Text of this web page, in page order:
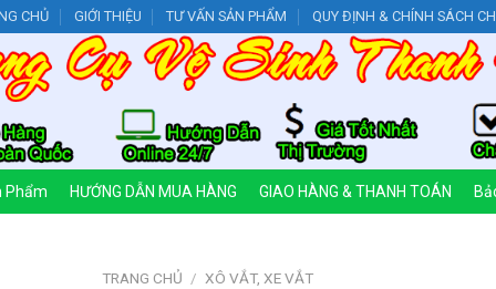
CHỦ GIỚI THIỆU TƯ VẤN SẢN PHẨM QUY ĐỊNH & CHÍNH SÁCH
Phẩm HƯỚNG DẪN MUA HÀNG GIAO HÀNG & THANH TOÁN
TRANG CHỦ / XÔ VẮT, XE VẮT